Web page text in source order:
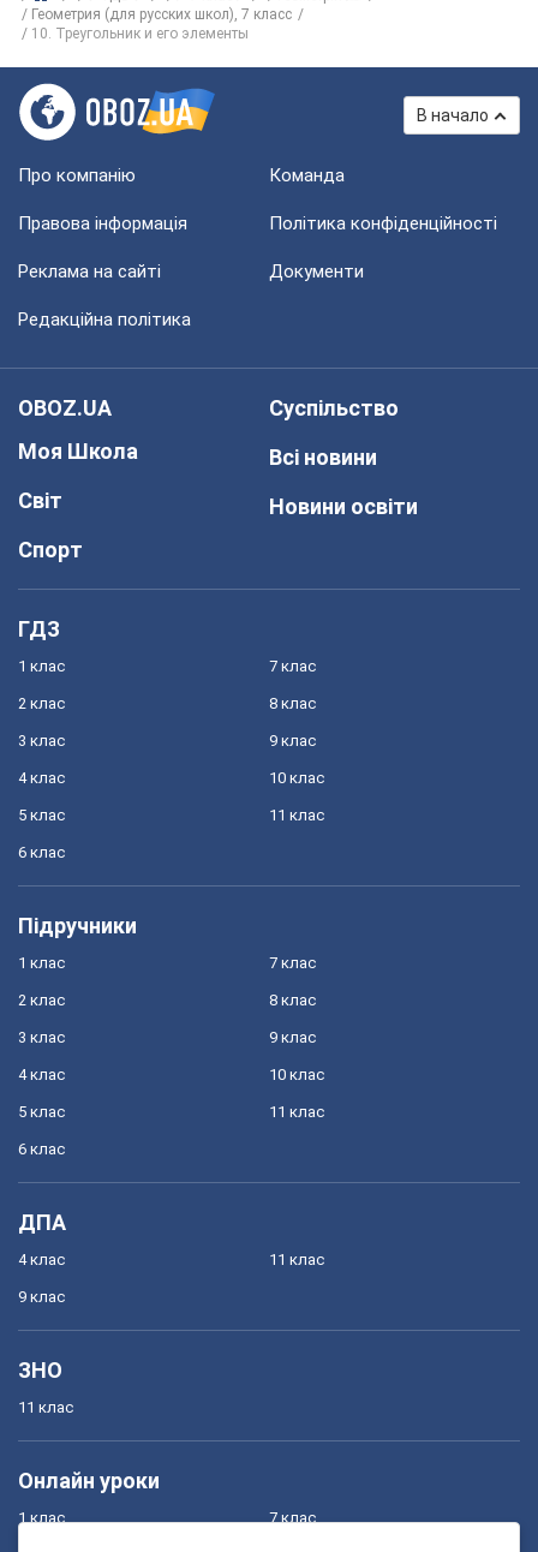
Геометрия (для русских школ), 7 класс
10. Треугольник и его элементы
В начало
Про компанію Команда
Правова інформація Політика конфіденційності
Реклама на сайті Документи
Редакційна політика
OBOZ.UA
Моя Школа
Світ
Спорт
Суспільство
Всі новини
Новини освіти
ГДЗ
1 клас
2 клас
3 клас
4 клас
5 клас
6 клас
7 клас
8 клас
9 клас
10 клас
11 клас
Підручники
1 клас
2 клас
3 клас
4 клас
5 клас
6 клас
7 клас
8 клас
9 клас
10 клас
11 клас
ДПА
4 клас
9 клас
11 клас
ЗНО
11 клас
Онлайн уроки
1 клас 7 клас